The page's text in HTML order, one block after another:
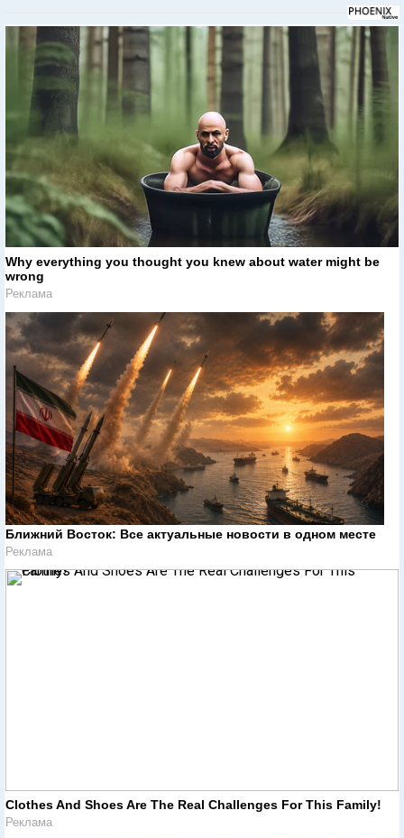
Why everything you thought you knew about water might be
wrong
Реклама
Ближний Восток: Все актуальные новости в одном месте
Реклама
Clothes And Shoes Are The Real Challenges For This Family!
Реклама